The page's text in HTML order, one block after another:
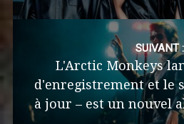
SUIVANT :
L'Arctic Monkeys
d'enregistrement et le
à jour – est un nouvel